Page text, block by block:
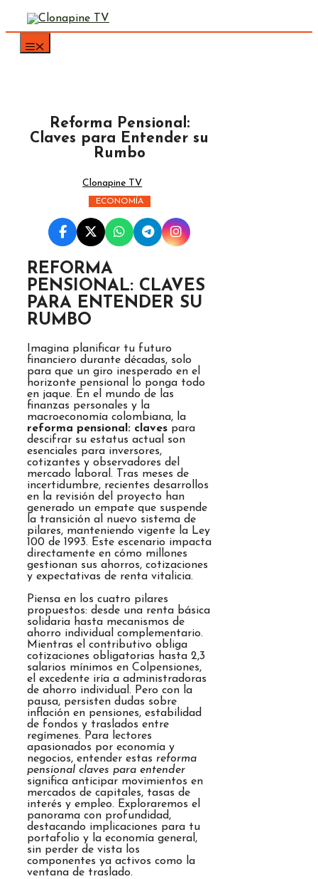
Saltar
contenido
Reforma Pensional:
Claves para Entender su
Rumbo
Clonapine TV
ECONOMÍA
REFORMA
PENSIONAL: CLAVES
PARA ENTENDER SU
RUMBO
Imagina planificar tu futuro
financiero durante décadas, solo
para que un giro inesperado en el
horizonte pensional lo ponga todo
en jaque. En el mundo de las
finanzas personales y la
macroeconomía colombiana, la
reforma pensional: claves para
descifrar su estatus actual son
esenciales para inversores,
cotizantes y observadores del
mercado laboral. Tras meses de
incertidumbre, recientes desarrollos
en la revisión del proyecto han
generado un empate que suspende
la transición al nuevo sistema de
pilares, manteniendo vigente la Ley
100 de 1993. Este escenario impacta
directamente en cómo millones
gestionan sus ahorros, cotizaciones
y expectativas de renta vitalicia.
Piensa en los cuatro pilares
propuestos: desde una renta básica
solidaria hasta mecanismos de
ahorro individual complementario.
Mientras el contributivo obliga
cotizaciones obligatorias hasta 2,3
salarios mínimos en Colpensiones,
el excedente iría a administradoras
de ahorro individual. Pero con la
pausa, persisten dudas sobre
inflación en pensiones, estabilidad
de fondos y traslados entre
regímenes. Para lectores
apasionados por economía y
negocios, entender estas reforma
pensional claves para entender
significa anticipar movimientos en
mercados de capitales, tasas de
interés y empleo. Exploraremos el
panorama con profundidad,
destacando implicaciones para tu
portafolio y la economía general,
sin perder de vista los
componentes ya activos como la
ventana de traslado.